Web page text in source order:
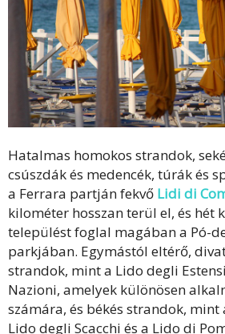
Hatalmas homokos strandok,
csúszdák és medencék, túrák és
a Ferrara partján fekvő Lidi di
kilométer hosszan terül el, és hét
települést foglal magában a Pó-
parkjában. Egymástól eltérő,
strandok, mint a Lido degli
Nazioni, amelyek különösen
számára, és békés strandok, mint
Lido degli Scacchi és a Lido di